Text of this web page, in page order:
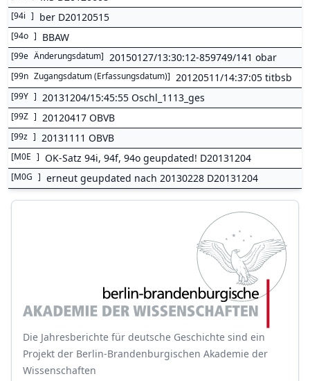
[94i ] ber D20120515
[94o ] BBAW
[99e Änderungsdatum] 20150127/13:30:12-859749/141 obar
[99n Zugangsdatum (Erfassungsdatum)] 20120511/14:37:05 titbsb
[99Y ] 20131204/15:45:55 Oschl_1113_ges
[99Z ] 20120417 OBVB
[99z ] 20131111 OBVB
[M0E ] OK-Satz 94i, 94f, 94o geupdated! D20131204
[M0G ] erneut geupdated nach 20130228 D20131204
Die Jahresberichte für deutsche Geschichte sind ein
Projekt der Berlin-Brandenburgischen Akademie der
Wissenschaften